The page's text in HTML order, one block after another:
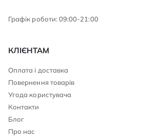
Графік роботи: 09:00-21:00
КЛІЄНТАМ
Оплата і доставка
Повернення товарів
Угода користувача
Контакти
Блог
Про нас